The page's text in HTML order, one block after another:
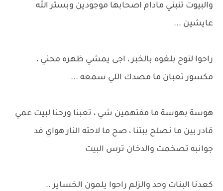
والبيوت تنبني مادام اصحابها موجودين وبستر الله
عايشين ...
راحوا لنوح بلغوه بالخبر ، اجى يمشي ظهره محني ،
مكسور تعبان ما مصدك اللي سمعه ...
هوسة بهوسة ما مفتهمين شي ، تعبنا ورحنا لبيت عمي
قادر بين ما نصلح ببتنا ، صح ما لاحته النار هواي فد
جوانبه تصخمت والدخان ترس البيت
كعدنا البنات وحد والزلم راحوا يلمون الخساير ..